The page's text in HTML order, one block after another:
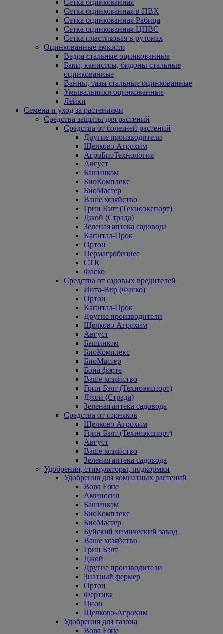
Сетка оцинкованная
Сетка оцинкованная в ПВХ
Сетка оцинкованная Рабица
Сетка оцинкованная ЦПВС
Сетка пластиковая в рулонах
Оцинкованные емкости
Ведра стальные оцинкованные
Баки, канистры, бидоны стальные
оцинкованные
Ванны, тазы стальные оцинкованные
Умывальники оцинкованные
Лейки
Семена и уход за растениями
Средства защиты для растений
Средства от болезней растений
Другие производители
Щелково Агрохим
АгроБиоТехнология
Август
Башинком
БиоКомплекс
БиоМастер
Ваше хозяйство
Грин Бэлт (Техноэкспорт)
Джой (Страда)
Зеленая аптека садовода
Капитал-Прок
Ортон
Пермагробизнес
СТК
Фаско
Средства от садовых вредителей
Инта-Вир (Фаско)
Ортон
Капитал-Прок
Другие производители
Щелково Агрохим
Август
Башинком
БиоКомплекс
БиоМастер
Бона форте
Ваше хозяйство
Грин Бэлт (Техноэкспорт)
Джой (Страда)
Зеленая аптека садовода
Средства от сорняков
Щелково Агрохим
Грин Бэлт (Техноэкспорт)
Август
Ваше хозяйство
Зеленая аптека садовода
Удобрения, стимуляторы, подкормки
Удобрения для комнатных растений
Bona Forte
Аминосил
Башинком
БиоКомплекс
БиоМастер
Буйский химический завод
Ваше хозяйство
Грин Бэлт
Джой
Другие производители
Знатный фермер
Ортон
Фертика
Цион
Щелково-Агрохим
Удобрения для газона
Bona Forte